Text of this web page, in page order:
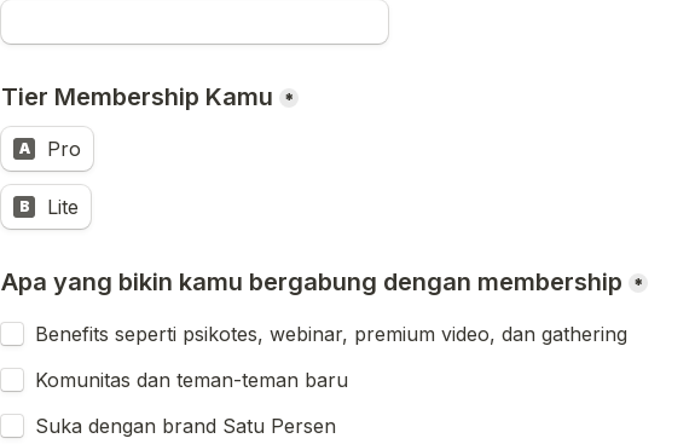
Tier Membership Kamu *
A Pro
B Lite
Apa yang bikin kamu bergabung dengan membership *
Benefits seperti psikotes, webinar, premium video, dan gathering
Komunitas dan teman-teman baru
Suka dengan brand Satu Persen